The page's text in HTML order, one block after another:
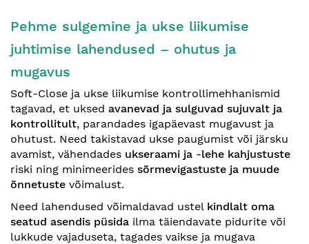
Pehme sulgemine ja ukse liikumise
juhtimise lahendused – ohutus ja
mugavus
Soft-Close ja ukse liikumise kontrollimehhanismid
tagavad, et uksed avanevad ja sulguvad sujuvalt ja
kontrollitult, parandades igapäevast mugavust ja
ohutust. Need takistavad ukse paugumist või järsku
avamist, vähendades ukseraami ja -lehe kahjustuste
riski ning minimeerides sõrmevigastuste ja muude
õnnetuste võimalust.
Need lahendused võimaldavad ustel kindlalt oma
seatud asendis püsida ilma täiendavate pidurite või
lukkude vajaduseta, tagades vaikse ja mugava